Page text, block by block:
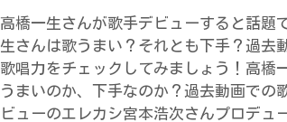
高橋一生さんが歌手デビューすると話題
生さんは歌うまい？それとも下手？過去
歌唱力をチェックしてみましょう！高橋
うまいのか、下手なのか？過去動画での
ビューのエレカシ宮本浩次さんプロデュ